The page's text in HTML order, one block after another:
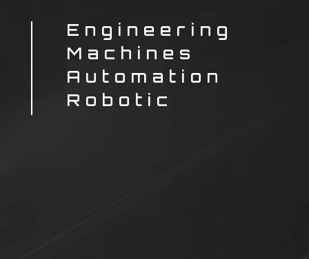
Engineering
Machines
Automation
Robotic